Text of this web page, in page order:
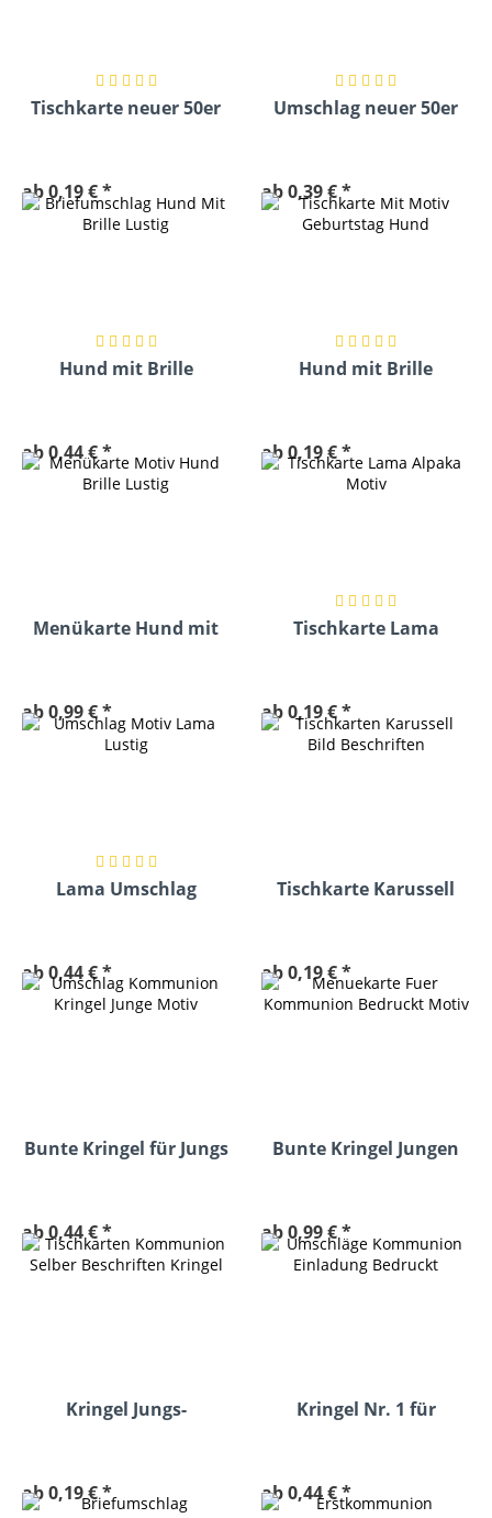
Tischkarte neuer 50er
ab 0,19 € *
Umschlag neuer 50er
ab 0,39 € *
Hund mit Brille
ab 0,44 € *
Hund mit Brille
ab 0,19 € *
Menükarte Hund mit
ab 0,99 € *
Tischkarte Lama
ab 0,19 € *
Lama Umschlag
ab 0,44 € *
Tischkarte Karussell
ab 0,19 € *
Bunte Kringel für Jungs
ab 0,44 € *
Bunte Kringel Jungen
ab 0,99 € *
Kringel Jungs-
ab 0,19 € *
Kringel Nr. 1 für
ab 0,44 € *